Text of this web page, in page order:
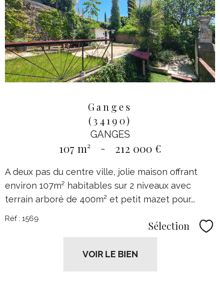
Ganges
(34190)
GANGES
107 m² - 212 000 €
A deux pas du centre ville, jolie maison offrant
environ 107m² habitables sur 2 niveaux avec
terrain arboré de 400m² et petit mazet pour...
Réf : 1569
Sélection
VOIR LE BIEN